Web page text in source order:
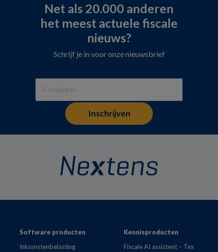
Net als 20.000 anderen
het meest actuele fiscale
nieuws?
Schrijf je in voor onze nieuwsbrief
FooterSoftware producten
Inkomstenbelasting
Kennisproducten
Fiscale AI assistent – Tex